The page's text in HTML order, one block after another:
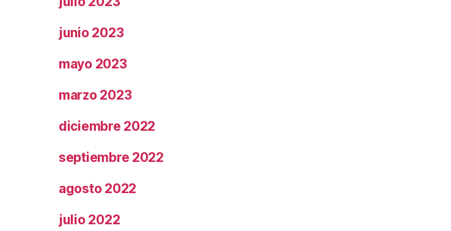
junio 2023
mayo 2023
marzo 2023
diciembre 2022
septiembre 2022
agosto 2022
julio 2022